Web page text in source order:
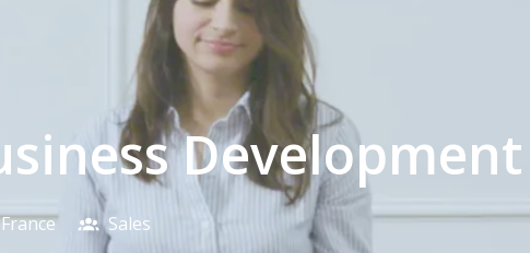
Development
France Sales